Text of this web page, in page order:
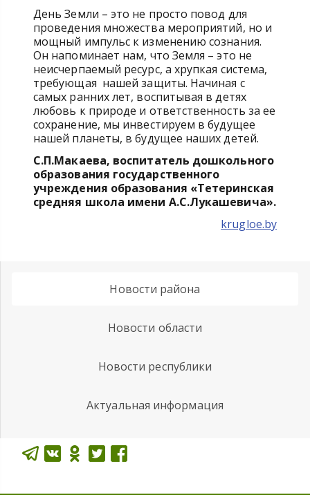
День Земли – это не просто повод для
проведения множества мероприятий, но и
мощный импульс к изменению сознания.
Он напоминает нам, что Земля – это не
неисчерпаемый ресурс, а хрупкая система,
требующая нашей защиты. Начиная с
самых ранних лет, воспитывая в детях
любовь к природе и ответственность за ее
сохранение, мы инвестируем в будущее
нашей планеты, в будущее наших детей.
С.П.Макаева, воспитатель дошкольного
образования государственного
учреждения образования «Тетеринская
средняя школа имени А.С.Лукашевича».
krugloe.by
Новости района
Новости области
Новости республики
Актуальная информация